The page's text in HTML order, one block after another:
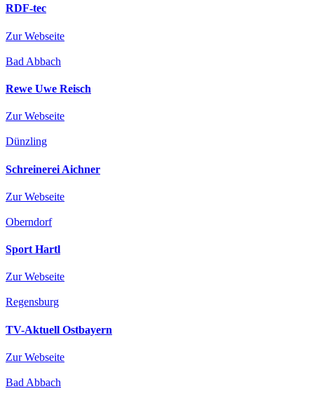
RDF-tec
Zur Webseite
Bad Abbach
Rewe Uwe Reisch
Zur Webseite
Dünzling
Schreinerei Aichner
Zur Webseite
Oberndorf
Sport Hartl
Zur Webseite
Regensburg
TV-Aktuell Ostbayern
Zur Webseite
Bad Abbach